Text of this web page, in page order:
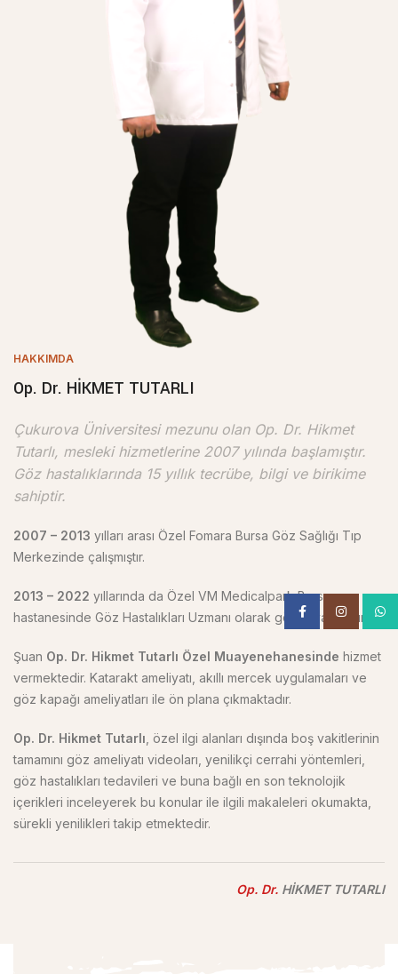
HAKKIMDA
Op. Dr. HİKMET TUTARLI
Çukurova Üniversitesi mezunu olan Op. Dr. Hikmet
Tutarlı, mesleki hizmetlerine 2007 yılında başlamıştır.
Göz hastalıklarında 15 yıllık tecrübe, bilgi ve birikime
sahiptir.
2007 – 2013 yılları arası Özel Fomara Bursa Göz Sağlığı Tıp
Merkezinde çalışmıştır.
2013 – 2022 yıllarında da Özel VM Medicalpark Bursa
hastanesinde Göz Hastalıkları Uzmanı olarak görev yapmıştır.
Şuan Op. Dr. Hikmet Tutarlı Özel Muayenehanesinde hizmet
vermektedir. Katarakt ameliyatı, akıllı mercek uygulamaları ve
göz kapağı ameliyatları ile ön plana çıkmaktadır.
Op. Dr. Hikmet Tutarlı , özel ilgi alanları dışında boş vakitlerinin
tamamını göz ameliyatı videoları, yenilikçi cerrahi yöntemleri,
göz hastalıkları tedavileri ve buna bağlı en son teknolojik
içerikleri inceleyerek bu konular ile ilgili makaleleri okumakta,
sürekli yenilikleri takip etmektedir.
Op. Dr. HİKMET TUTARLI
FacebookInstagram